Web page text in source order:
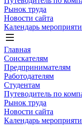
Рынок труда
Новости сайта
Календарь
Главная
Соискателям
Предпринимателям
Работодателям
Студентам
Путеводитель по
Рынок труда
Новости сайта
Календарь